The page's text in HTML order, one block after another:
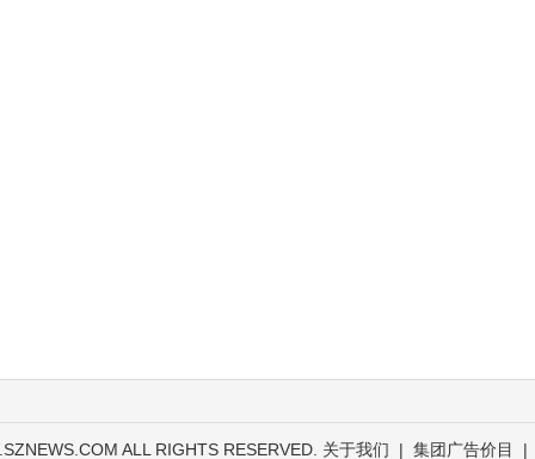
ALL RIGHTS RESERVED. 关于我们 | 集团广告价目 |